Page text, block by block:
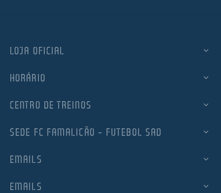
LOJA OFICIAL
HORÁRIO
CENTRO DE TREINOS
SEDE FC FAMALICÃO – FUTEBOL SAD
EMAILS
EMAILS